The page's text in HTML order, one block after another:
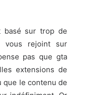
basé sur trop de
vous rejoint sur
pas que gta
extensions de
que le contenu de